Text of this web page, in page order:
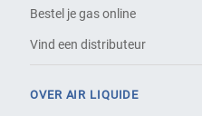
Bestel je gas online
Vind een distributeur
OVER AIR LIQUIDE